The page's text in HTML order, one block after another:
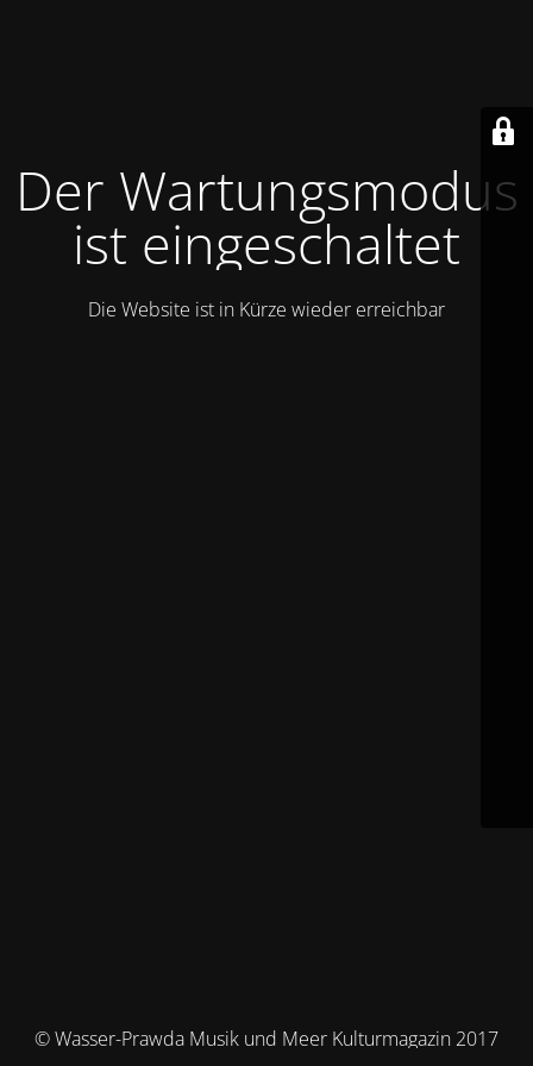
Der Wartungsmodus
ist eingeschaltet
Die Website ist in Kürze wieder erreichbar
© Wasser-Prawda Musik und Meer Kulturmagazin 2017